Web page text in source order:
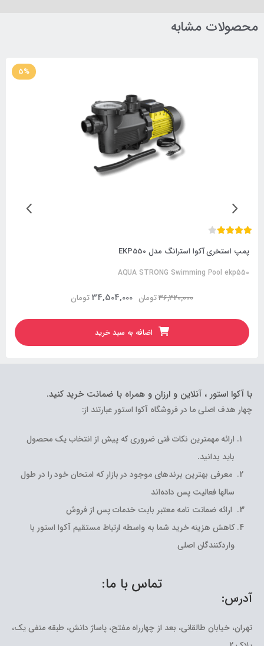
محصولات مشابه
5%
پمپ استخری آکوا استرانگ مدل EKP550
AQUA STRONG Swimming Pool ekp550
تومان36,320,000 تومان34,504,000
اضافه به سبد خرید
با آکوا استور ، آنلاین و ارزان و همراه با ضمانت خرید کنید.
چهار هدف اصلی ما در فروشگاه آکوا استور عبارتند از:
ارائه مهمترین نکات فنی ضروری که پیش از انتخاب یک محصول
باید بدانید.
معرفی بهترین برندهای موجود در بازار که امتحان خود را در طول
سالها فعالیت پس داده‌اند
ارائه ضمانت نامه معتبر بابت خدمات پس از فروش
کاهش هزینه خرید شما به واسطه ارتباط مستقیم آکوا استور با
واردکنندگان اصلی
تماس با ما:
آدرس:
تهران، خیابان طالقانی، بعد از چهارراه مفتح، پاساژ دانش، طبقه منفی یک،